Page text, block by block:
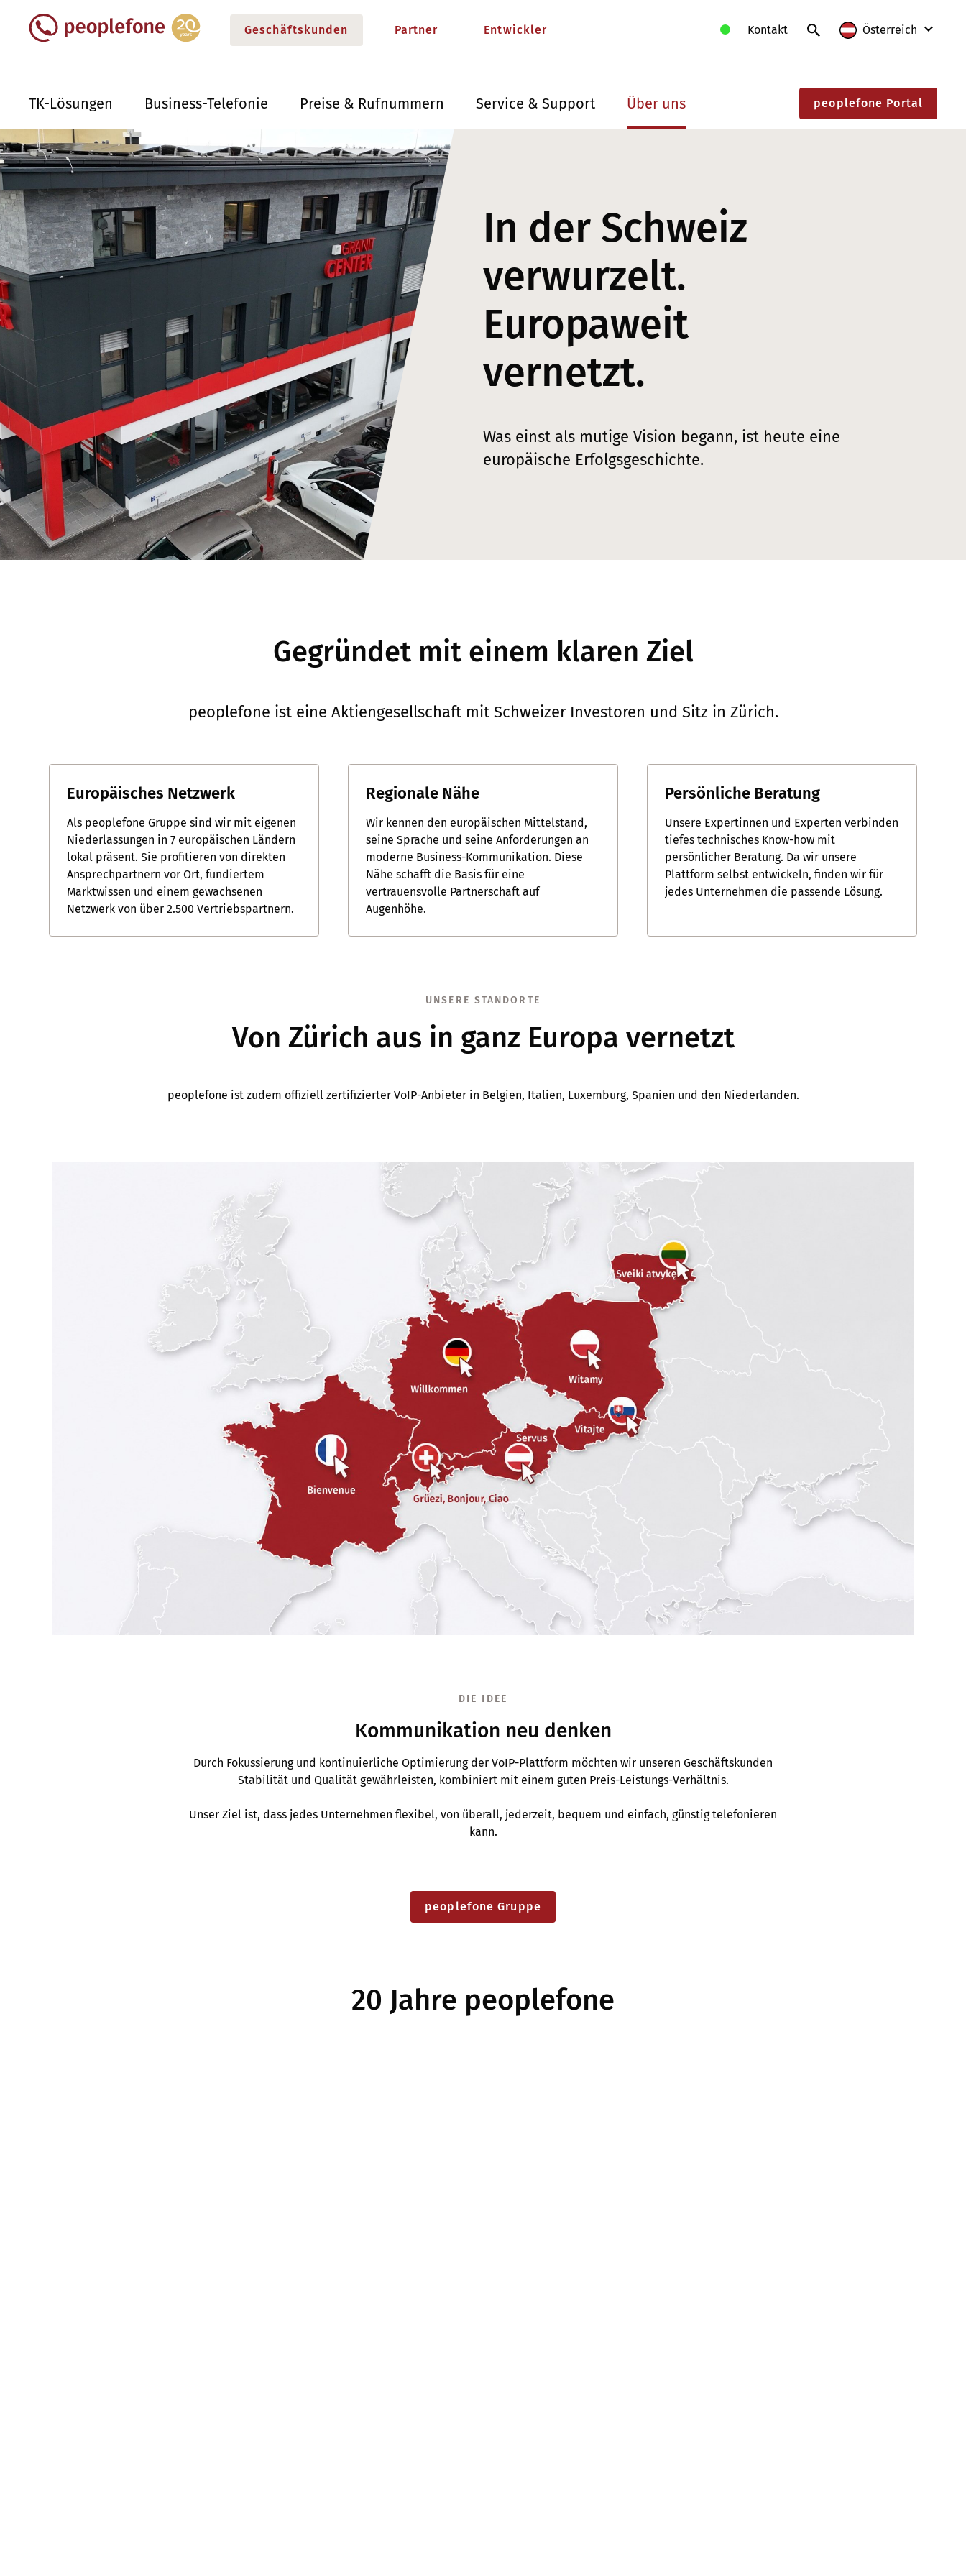
Geschäftskunden Partner Entwickler Kontakt Österreich
Deutschland
TK-Lösungen Business-Telefonie Preise & Rufnummern Service & Support Über uns peoplefone Portal
In der Schweiz
verwurzelt.
Europaweit
vernetzt.
Was einst als mutige Vision begann, ist heute eine
europäische Erfolgsgeschichte.
Gegründet mit einem klaren Ziel
peoplefone ist eine Aktiengesellschaft mit Schweizer Investoren und Sitz in Zürich.
Europäisches Netzwerk
Als peoplefone Gruppe sind wir mit eigenen
Niederlassungen in 7 europäischen Ländern
lokal präsent. Sie profitieren von direkten
Ansprechpartnern vor Ort, fundiertem
Marktwissen und einem gewachsenen
Netzwerk von über 2.500 Vertriebspartnern.
Regionale Nähe
Wir kennen den europäischen Mittelstand,
seine Sprache und seine Anforderungen an
moderne Business-Kommunikation. Diese
Nähe schafft die Basis für eine
vertrauensvolle Partnerschaft auf
Augenhöhe.
Persönliche Beratung
Unsere Expertinnen und Experten verbinden
tiefes technisches Know-how mit
persönlicher Beratung. Da wir unsere
Plattform selbst entwickeln, finden wir für
jedes Unternehmen die passende Lösung.
UNSERE STANDORTE
Von Zürich aus in ganz Europa vernetzt
peoplefone ist zudem offiziell zertifizierter VoIP-Anbieter in Belgien, Italien, Luxemburg, Spanien und den Niederlanden.
DIE IDEE
Kommunikation neu denken
Durch Fokussierung und kontinuierliche Optimierung der VoIP-Plattform möchten wir unseren Geschäftskunden
Stabilität und Qualität gewährleisten, kombiniert mit einem guten Preis-Leistungs-Verhältnis.
Unser Ziel ist, dass jedes Unternehmen flexibel, von überall, jederzeit, bequem und einfach, günstig telefonieren
kann.
peoplefone Gruppe
20 Jahre peoplefone